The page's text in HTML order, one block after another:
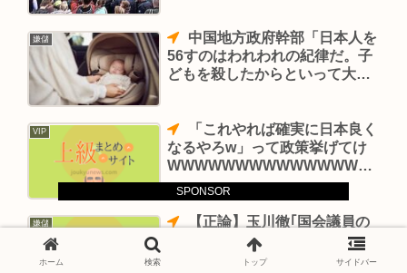
SPONSOR
嫌儲
56すのはわれわれの紀律だ。子
どもを殺したからといって大し
VIP
なるやろw」って政策挙げてけ
WWWWWWWWWWWWWWW
WWWWWWWWWWWWWWW
WWWWWWWWWWWWWWW
嫌儲
給料を半額にするなら国民も緊
急事態宣言を受け入れる｣
ホーム 検索 トップ サイドバー